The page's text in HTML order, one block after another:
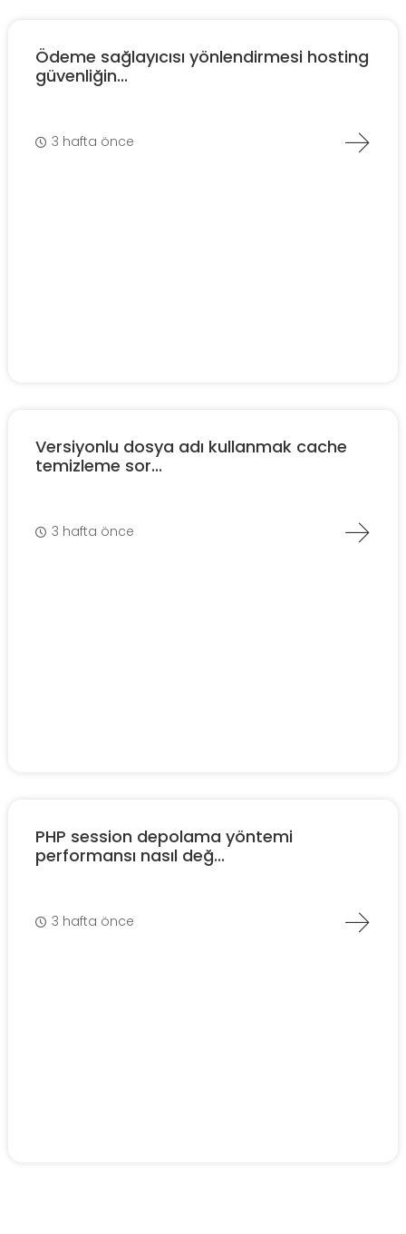
Ödeme sağlayıcısı yönlendirmesi hosting
güvenliğin...
3 hafta önce
Versiyonlu dosya adı kullanmak cache
temizleme sor...
3 hafta önce
PHP session depolama yöntemi
performansı nasıl değ...
3 hafta önce